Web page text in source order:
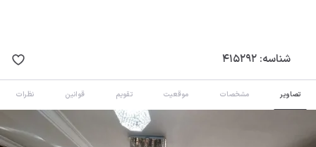
شناسه: 415292
تصاویر مشخصات موقعیت تقویم قوانین نظرات